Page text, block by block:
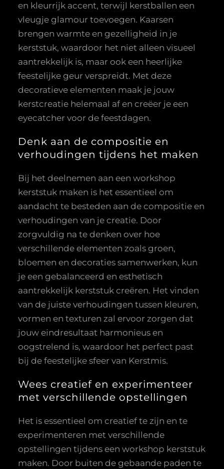
en kleurrijk accent, terwijl kerstballen een
vleugje glamour toevoegen. Kaarsen
brengen warmte en gezelligheid in je
kerststuk, waardoor het niet alleen visueel
aantrekkelijk is, maar ook een heerlijke
feestelijke geur verspreidt. Met deze
decoratieve elementen maak je jouw
kerstcreatie helemaal af en creëer je een
eyecatcher voor de feestdagen.
Denk aan de compositie en
verhoudingen tijdens het maken
Bij het deelnemen aan een workshop
kerststuk maken is het essentieel om
aandacht te besteden aan de compositie en
verhoudingen van je creatie. Door
zorgvuldig na te denken over hoe
verschillende elementen zoals groen,
bloemen en decoraties samenwerken, kun
je een gebalanceerd en esthetisch
aantrekkelijk kerststuk creëren. Het vinden
van de juiste verhoudingen tussen kleuren,
vormen en texturen zal ervoor zorgen dat
jouw eindresultaat harmonieus en
oogstrelend is, waardoor het perfect past
bij de feestelijke sfeer van Kerstmis.
Wees creatief en experimenteer
met verschillende opstellingen
Het is essentieel om creatief te zijn en te
experimenteren met verschillende
opstellingen tijdens een workshop kerststuk
maken. Door buiten de gebaande paden te